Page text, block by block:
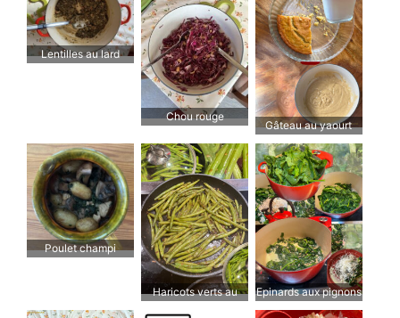
Lentilles au lard
Chou rouge
Gâteau au yaourt
Poulet champi
Haricots verts au
Epinards aux pignons
et à la crème fraîche